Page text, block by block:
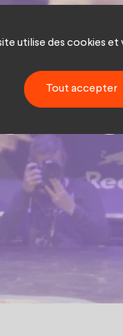
utilise des cookies
Tout accepter